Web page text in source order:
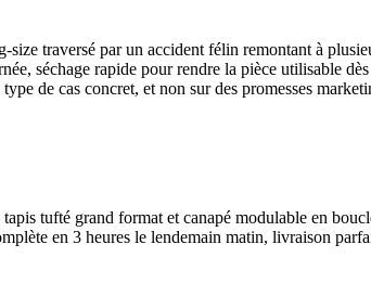
size traversé par un accident félin remontant à
séchage rapide pour rendre la pièce utilisable
de cas concret, et non sur des promesses
tufté grand format et canapé modulable en
en 3 heures le lendemain matin, livraison